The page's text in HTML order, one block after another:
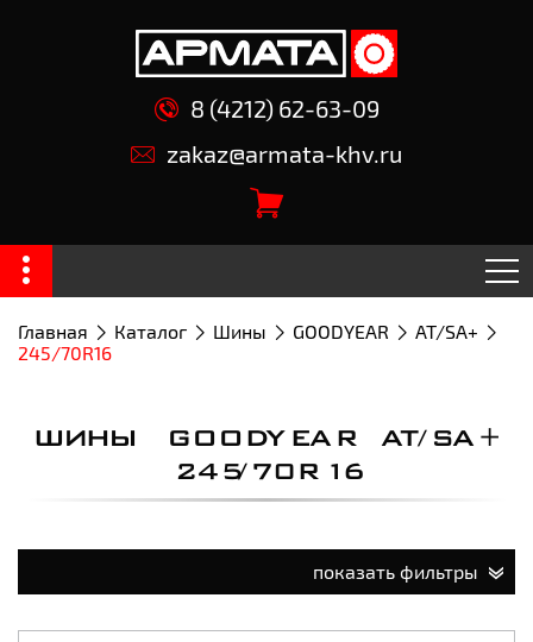
8 (4212) 62-63-09
zakaz@armata-khv.ru
Главная Каталог Шины GOODYEAR
AT/SA+
245/70R16
ШИНЫ GOODYEAR AT/SA+
245/70R16
показать фильтры